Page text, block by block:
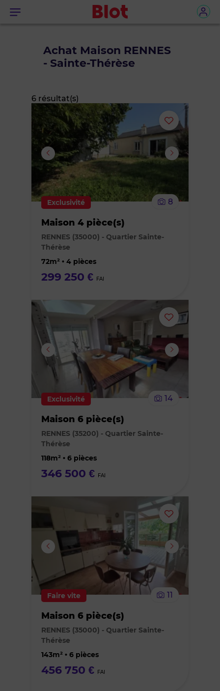
Menu
Achat Maison RENNES
- Sainte-Thérèse
6 résultat(s)
Ajouter
ou
Exclusivité 8
Maison 4 pièce(s)
RENNES (35000) - Quartier Sainte-
Thérèse
72m² • 4 pièces
299 250 € FAI
Ajouter
ou
supprimer
Exclusivité 14
Maison 6 pièce(s)
RENNES (35200) - Quartier Sainte-
Thérèse
118m² • 6 pièces
346 500 € FAI
Ajouter
ou
Faire vite 11
Maison 6 pièce(s)
RENNES (35000) - Quartier Sainte-
Thérèse
143m² • 6 pièces
456 750 € FAI